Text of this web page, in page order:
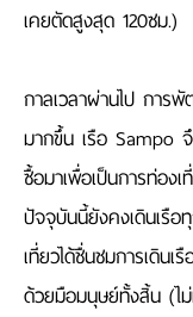
เคยตัดสูงสุด 120ซม.)
กาลเวลาผ่านไป การ
มากขึ้น เรือ Sampo
ซื้อมาเพื่อเป็นการท่อง
ปัจจุบันนี้ยังคงเดินเรื
เที่ยวได้ชื่นชมการเดิน
ด้วยมือมนุษย์ทั้งสิ้น (ไ